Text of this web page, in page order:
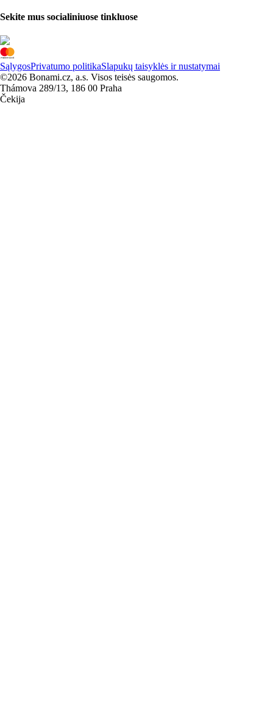
Sekite mus socialiniuose tinkluose
SąlygosPrivatumo politikaSlapukų taisyklės ir nustatymai
©2026 Bonami.cz, a.s. Visos teisės saugomos.
Thámova 289/13, 186 00 Praha
Čekija